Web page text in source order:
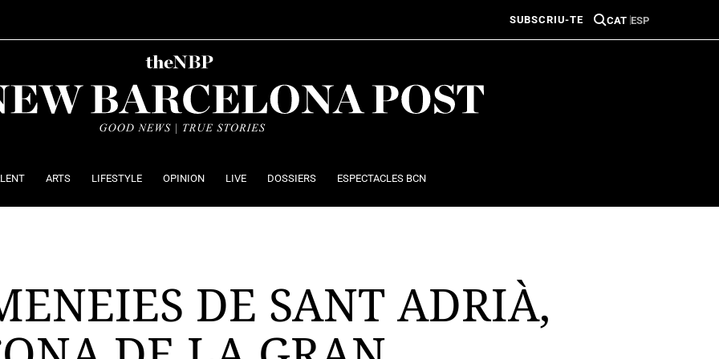
SUBSCRIU-TE CAT ESP
ARTS LIFESTYLE OPINION LIVE DOSSIERS ESPECTACLES BCN
DE SANT ADRIÀ,